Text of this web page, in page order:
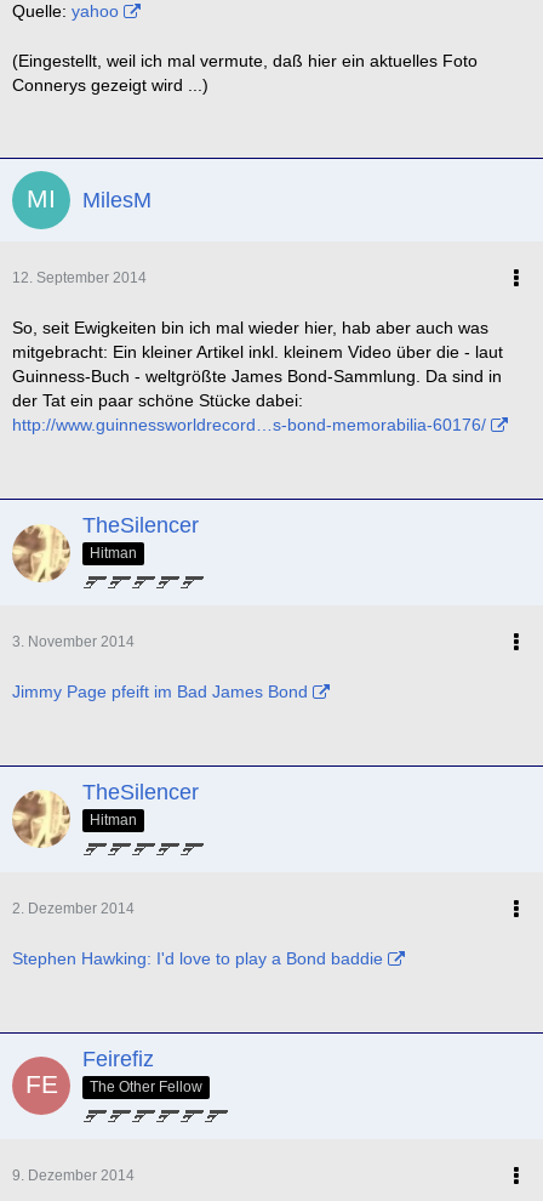
Quelle: yahoo
(Eingestellt, weil ich mal vermute, daß hier ein aktuelles Foto
Connerys gezeigt wird ...)
MilesM
12. September 2014
So, seit Ewigkeiten bin ich mal wieder hier, hab aber auch was
mitgebracht: Ein kleiner Artikel inkl. kleinem Video über die - laut
Guinness-Buch - weltgrößte James Bond-Sammlung. Da sind in
der Tat ein paar schöne Stücke dabei:
http://www.guinnessworldrecord…s-bond-memorabilia-60176/
TheSilencer
Hitman
3. November 2014
Jimmy Page pfeift im Bad James Bond
TheSilencer
Hitman
2. Dezember 2014
Stephen Hawking: I'd love to play a Bond baddie
Feirefiz
The Other Fellow
9. Dezember 2014